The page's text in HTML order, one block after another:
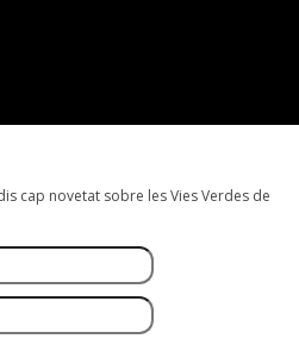
cap novetat sobre les Vies Verdes de